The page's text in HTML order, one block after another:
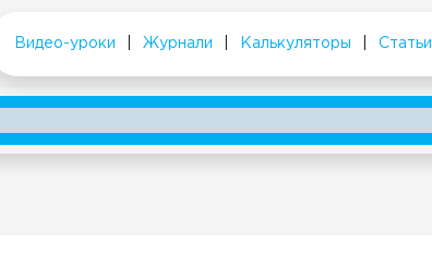
Видео-уроки Журнали Калькуляторы Статьи